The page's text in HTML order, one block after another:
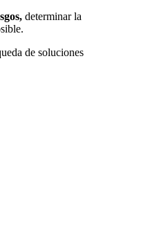
determinar la
de soluciones